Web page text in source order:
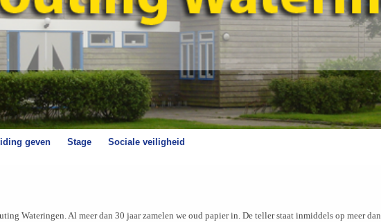
geven Stage Sociale veiligheid
Wateringen. Al meer dan 30 jaar zamelen we oud papier in. De teller staat inmiddels op meer dan